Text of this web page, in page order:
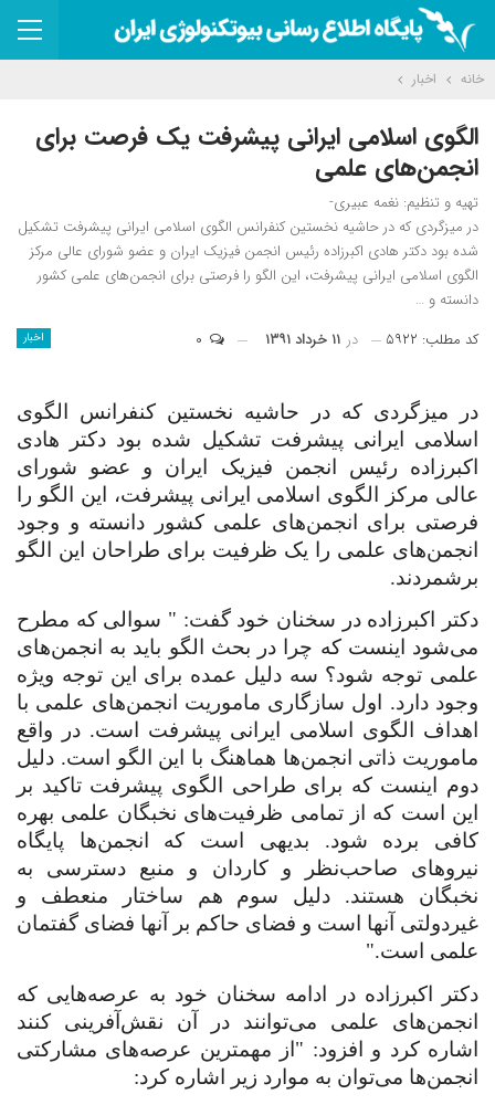
خانه اخبار
الگوی اسلامی ایرانی پیشرفت یک فرصت برای
انجمن‌های علمی
تهیه و تنظیم: نغمه عبیری-
در میزگردی که در حاشیه نخستین کنفرانس الگوی اسلامی ایرانی پیشرفت تشکیل
شده بود دکتر هادی اکبر‌زاده رئیس انجمن فیزیک ایران و عضو شورای عالی مرکز
الگوی اسلامی ایرانی پیشرفت، این الگو را فرصتی برای انجمن‌های علمی کشور
دانسته و …
اخبار کد مطلب: ۵۹۲۲ در ۱۱ خرداد ۱۳۹۱
در میزگردی که در حاشیه نخستین کنفرانس الگوی
اسلامی ایرانی پیشرفت تشکیل شده بود دکتر هادی
اکبر‌زاده رئیس انجمن فیزیک ایران و عضو شورای
عالی مرکز الگوی اسلامی ایرانی پیشرفت، این الگو را
فرصتی برای انجمن‌های علمی کشور دانسته و وجود
انجمن‌های علمی را یک ظرفیت برای طراحان این الگو
برشمردند.
دکتر اکبرزاده در سخنان خود گفت: " سوالی که مطرح
می‌شود اینست که چرا در بحث الگو باید به انجمن‌های
علمی توجه شود؟ سه دلیل عمده برای این توجه ویژه
وجود دارد. اول سازگاری ماموریت انجمن‌های علمی با
اهداف الگوی اسلامی ایرانی پیشرفت است. در واقع
ماموریت ذاتی انجمن‌ها هماهنگ با این الگو است. دلیل
دوم اینست که برای طراحی الگوی پیشرفت تاکید بر
این است که از تمامی ظرفیت‌های نخبگان علمی بهره
کافی برده شود. بدیهی است که انجمن‌ها پایگاه
نیروهای صاحب‌نظر و کاردان و منبع دسترسی به
نخبگان هستند. دلیل سوم هم ساختار منعطف و
غیردولتی آنها است و فضای حاکم بر آنها فضای گفتمان
علمی است."
دکتر اکبرزاده در ادامه سخنان خود به عرصه‌هایی که
انجمن‌های علمی می‌توانند در آن نقش‌آفرینی کنند
اشاره کرد و افزود: "از مهمترین عرصه‌های مشارکتی
انجمن‌ها می‌توان به موارد زیر اشاره کرد: